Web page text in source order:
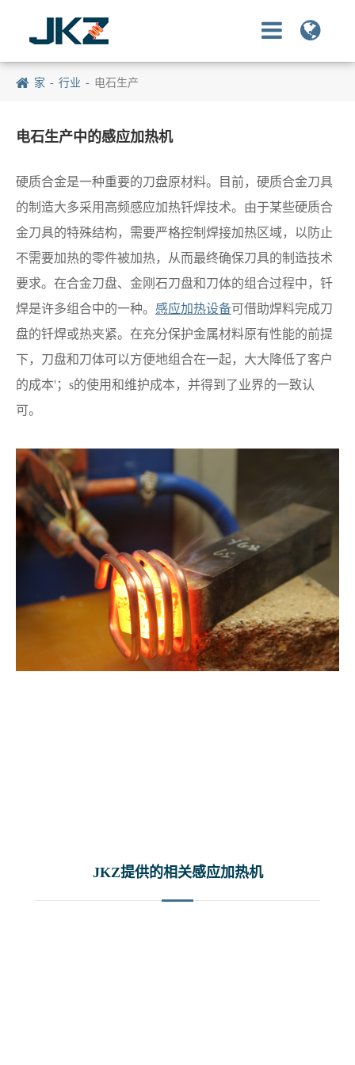
家 行业 电石生产
电石生产中的感应加热机
硬质合金是一种重要的刀盘原材料。目前，硬质合金刀具
的制造大多采用高频感应加热钎焊技术。由于某些硬质合
金刀具的特殊结构，需要严格控制焊接加热区域，以防止
不需要加热的零件被加热，从而最终确保刀具的制造技术
要求。在合金刀盘、金刚石刀盘和刀体的组合过程中，钎
焊是许多组合中的一种。 感应加热设备可借助焊料完成刀
盘的钎焊或热夹紧。在充分保护金属材料原有性能的前提
下，刀盘和刀体可以方便地组合在一起，大大降低了客户
的成本'；s的使用和维护成本，并得到了业界的一致认
可。
JKZ提供的相关感应加热机